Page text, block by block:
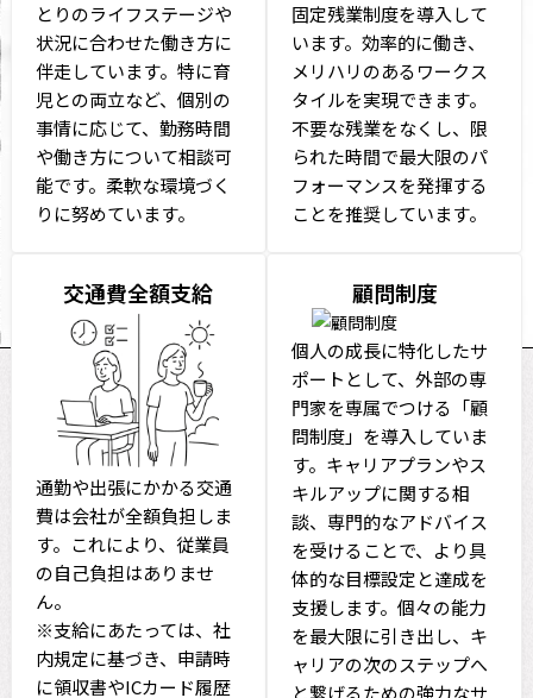
とりのライフステージや
状況に合わせた働き方に
伴走しています。特に育
児との両立など、個別の
事情に応じて、勤務時間
や働き方について相談可
能です。柔軟な環境づく
りに努めています。
固定残業制度を導入して
います。効率的に働き、
メリハリのあるワークス
タイルを実現できます。
不要な残業をなくし、限
られた時間で最大限のパ
フォーマンスを発揮する
ことを推奨しています。
交通費全額支給
通勤や出張にかかる交通
費は会社が全額負担しま
す。これにより、従業員
の自己負担はありませ
ん。
※支給にあたっては、社
内規定に基づき、申請時
に領収書やICカード履歴
顧問制度
個人の成長に特化したサ
ポートとして、外部の専
門家を専属でつける「顧
問制度」を導入していま
す。キャリアプランやス
キルアップに関する相
談、専門的なアドバイス
を受けることで、より具
体的な目標設定と達成を
支援します。個々の能力
を最大限に引き出し、キ
ャリアの次のステップへ